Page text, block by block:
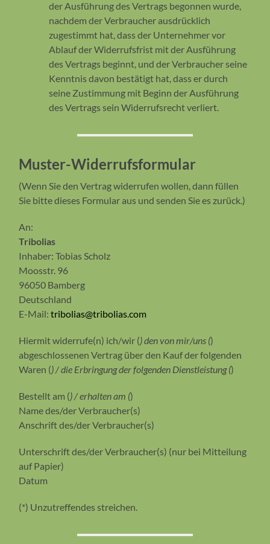
der Ausführung des Vertrags begonnen wurde,
nachdem der Verbraucher ausdrücklich
zugestimmt hat, dass der Unternehmer vor
Ablauf der Widerrufsfrist mit der Ausführung
des Vertrags beginnt, und der Verbraucher seine
Kenntnis davon bestätigt hat, dass er durch
seine Zustimmung mit Beginn der Ausführung
des Vertrags sein Widerrufsrecht verliert.
Muster-Widerrufsformular
(Wenn Sie den Vertrag widerrufen wollen, dann füllen
Sie bitte dieses Formular aus und senden Sie es zurück.)
An:
Tribolias
Inhaber: Tobias Scholz
Moosstr. 96
96050 Bamberg
Deutschland
E-Mail:tribolias@tribolias.com
Hiermit widerrufe(n) ich/wir () den von mir/uns ()
abgeschlossenen Vertrag über den Kauf der folgenden
Waren () / die Erbringung der folgenden Dienstleistung ()
Bestellt am () / erhalten am ()
Name des/der Verbraucher(s)
Anschrift des/der Verbraucher(s)
Unterschrift des/der Verbraucher(s) (nur bei Mitteilung
auf Papier)
Datum
(*) Unzutreffendes streichen.